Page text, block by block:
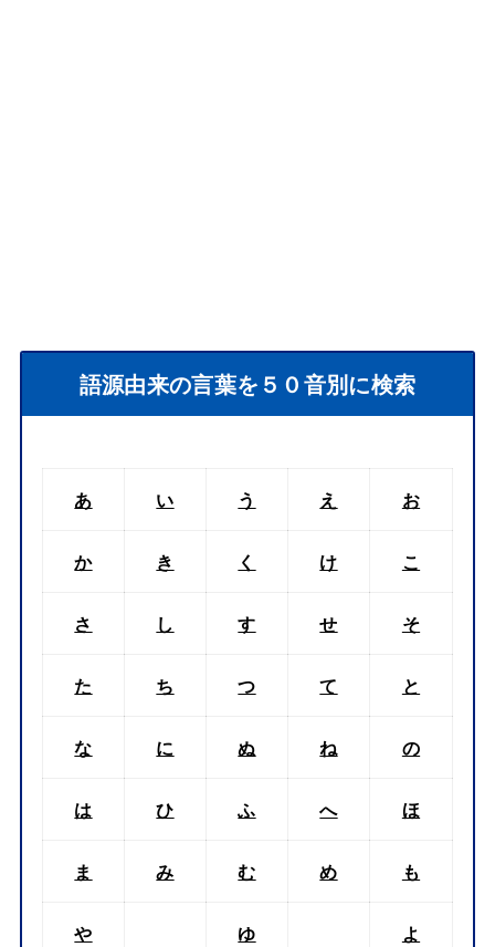
語源由来の言葉を５０音別に検索
あ い う え お
か き く け こ
さ し す せ そ
た ち つ て と
な に ぬ ね の
は ひ ふ へ ほ
ま み む め も
や ゆ よ